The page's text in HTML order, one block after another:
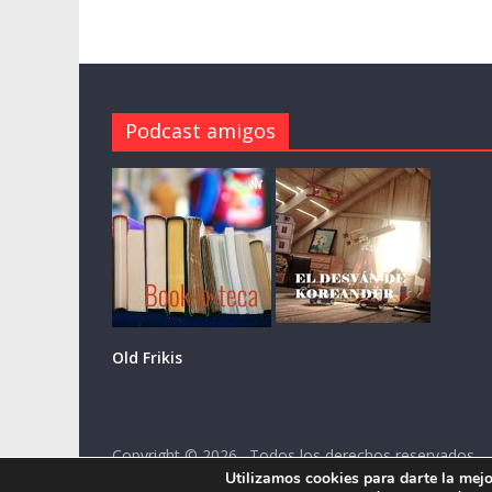
Podcast amigos
Old Frikis
Copyright © 2026. Todos los derechos reservados.
Tema: ColorMag porThemeGrill. Funciona con
Utilizamos cookies para darte la